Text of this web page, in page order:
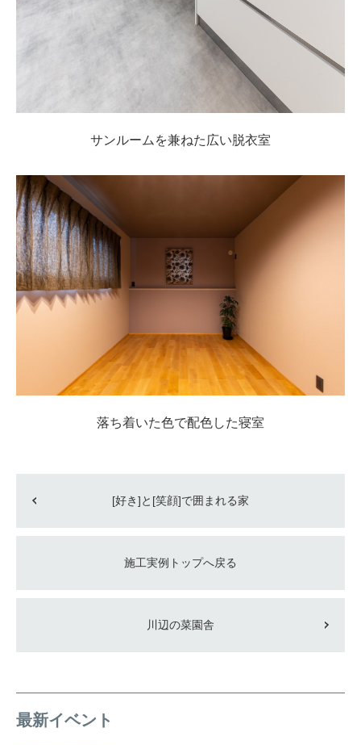
サンルームを兼ねた広い脱衣室
落ち着いた色で配色した寝室
[好き]と[笑顔]で囲まれる家
施工実例トップへ戻る
川辺の菜園舎
最新イベント